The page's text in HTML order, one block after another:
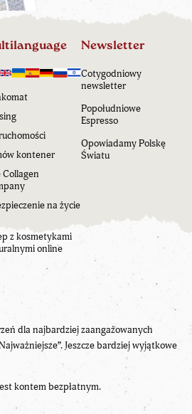
kontener
Collagen
na życie
z kosmetykami
online
Newsletter
Cotygodniowy
newsletter
Popołudniowe
Espresso
Opowiadamy Polskę
Światu
dla najbardziej zaangażowanych
Jeszcze bardziej wyjątkowe
kontem bezpłatnym.